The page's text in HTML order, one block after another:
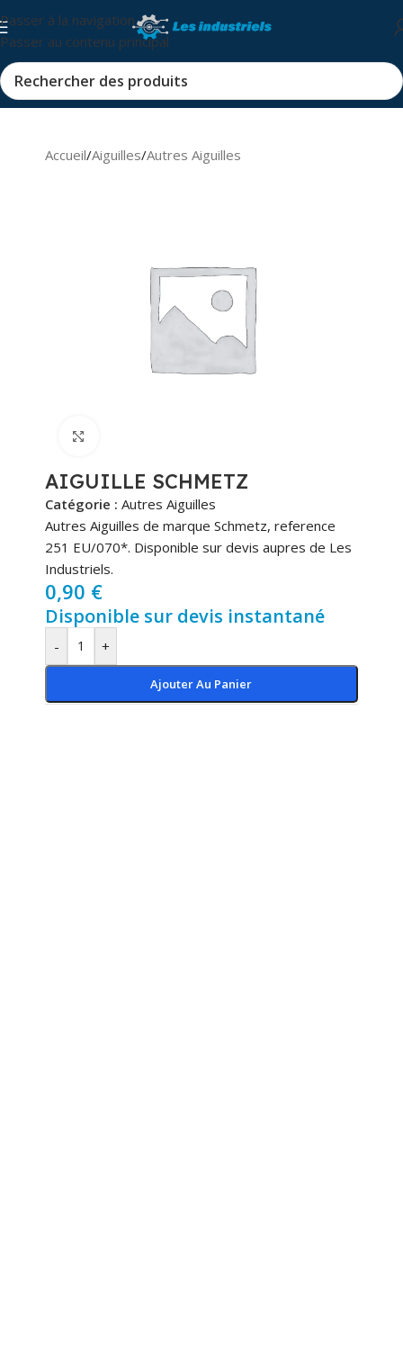
Passer à la navigation
Passer au contenu principal
Accueil/Aiguilles/Autres Aiguilles
AIGUILLE SCHMETZ
Catégorie : Autres Aiguilles
Autres Aiguilles de marque Schmetz, reference
251 EU/070*. Disponible sur devis aupres de Les
Industriels.
0,90 €
Disponible sur devis instantané
- +
Ajouter Au Panier